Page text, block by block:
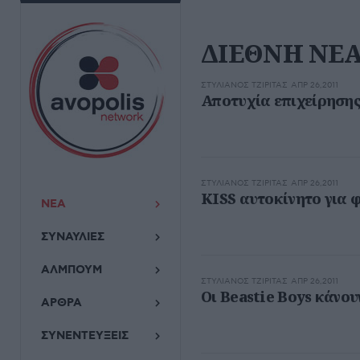
ΝΕΑ
ΣΥΝΑΥΛΙΕΣ
ΑΛΜΠΟΥΜ
ΑΡΘΡΑ
ΣΥΝΕΝΤΕΥΞΕΙΣ
ΔΙΕΘΝΗ
ΣΤΥΛΙΑΝΌΣ ΤΖΙΡΊΤΑΣ ΑΠΡ 26,2011
Αποτυχία
ΣΤΥΛΙΑΝΌΣ ΤΖΙΡΊΤΑΣ ΑΠΡ 26,2011
KISS αυτοκίνητο για
ΣΤΥΛΙΑΝΌΣ ΤΖΙΡΊΤΑΣ ΑΠΡ 26,2011
Οι Beastie Boys